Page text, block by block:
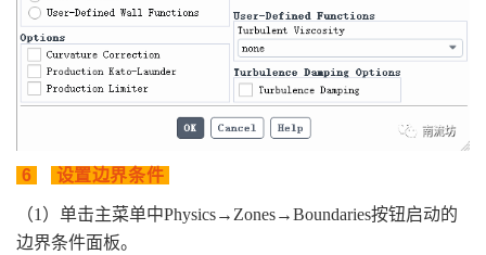
6 设置边界条件
（1）单击主菜单中Physics→Zones→Boundaries按钮启动的
边界条件面板。